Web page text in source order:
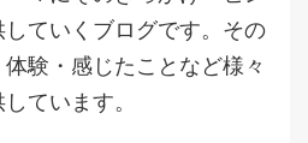
していくブログです。その
験・感じたことなど様々
ています。